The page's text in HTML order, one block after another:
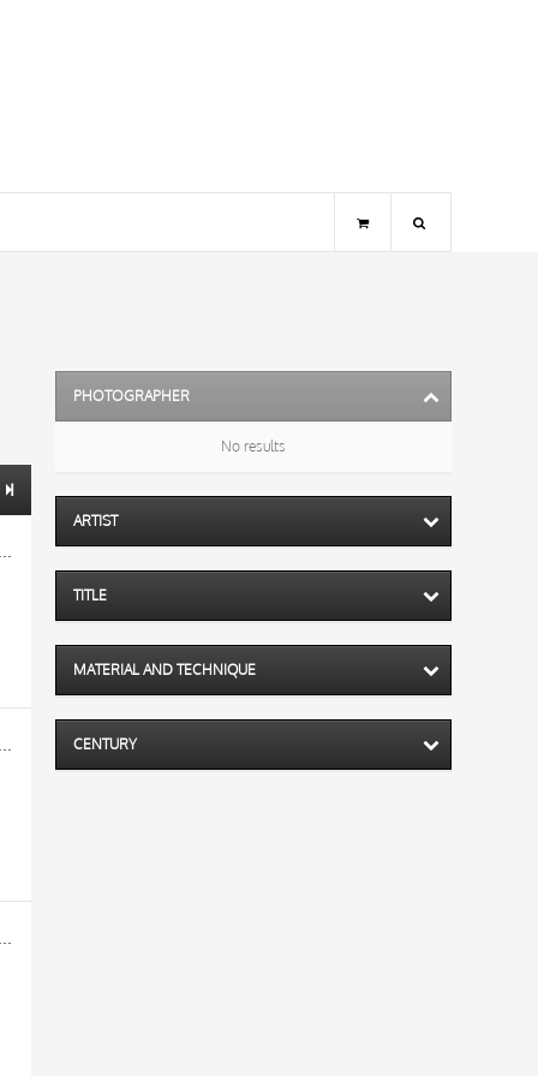
PHOTOGRAPHER
No results
ARTIST
TITLE
MATERIAL AND TECHNIQUE
CENTURY